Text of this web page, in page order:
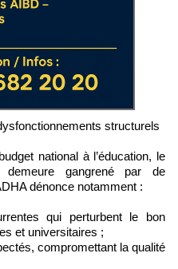
structurels
national à l’éducation, le
demeure gangrené par de
dénonce notamment :
qui perturbent le bon
et universitaires ;
compromettant la qualité